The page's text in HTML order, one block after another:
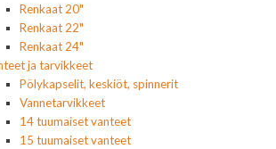
Renkaat 20"
Renkaat 22"
Renkaat 24"
ja tarvikkeet
Pölykapselit, keskiöt, spinnerit
Vannetarvikkeet
14 tuumaiset vanteet
15 tuumaiset vanteet